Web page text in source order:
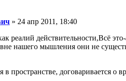
» 24 апр 2011, 18:40
реалий действительности,Всё
нашего мышления они не
пространстве, договаривается